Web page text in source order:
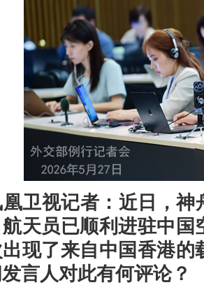
凰卫视记者：近日，
天员已顺利进驻中
现了来自中国香港
言人对此有何评论？